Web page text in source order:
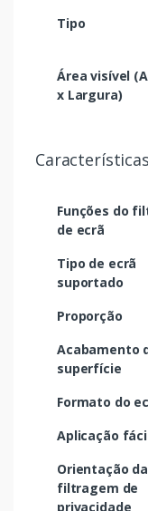
Tipo
Área visível
x Largura)
Características
Funções do
de ecrã
Tipo de ecrã
suportado
Proporção
Acabamento
superfície
Formato do
Aplicação
Orientação da
filtragem de
privacidade